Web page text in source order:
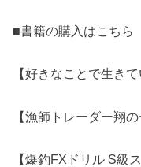
■書籍の購入はこちら
【好きなことで生きて
【漁師トレーダー翔
【爆釣FXドリル S級